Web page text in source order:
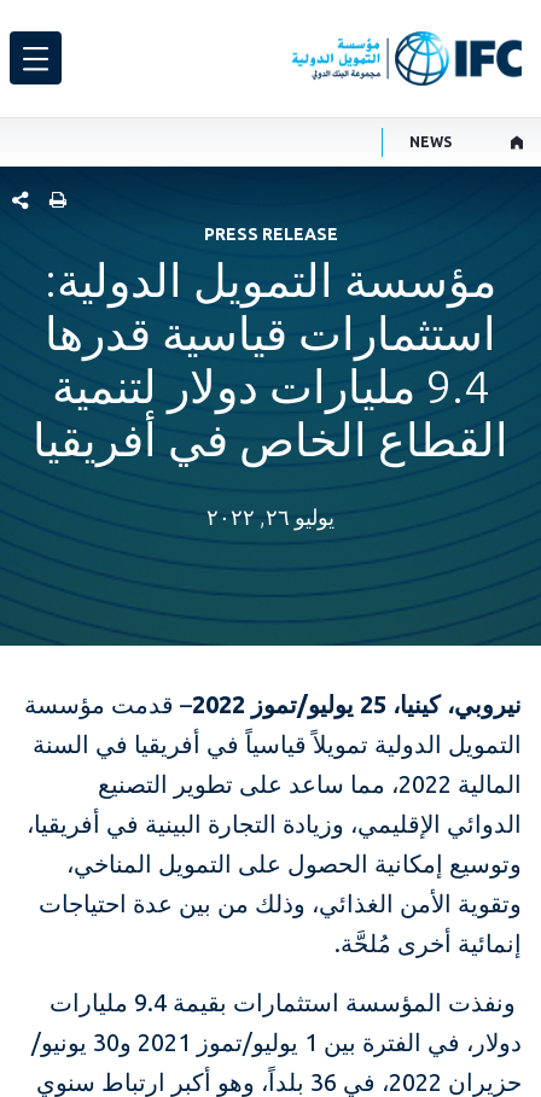
NEWS
شارك
PRESS RELEASE
مؤسسة التمويل الدولية:
استثمارات قياسية قدرها
9.4 مليارات دولار لتنمية
القطاع الخاص في أفريقيا
يوليو ٢٦, ٢٠٢٢
نيروبي، كينيا، 25 يوليو/تموز 2022
– قدمت مؤسسة
التمويل الدولية تمويلاً قياسياً في أفريقيا في السنة
المالية 2022، مما ساعد على تطوير التصنيع
الدوائي الإقليمي، وزيادة التجارة البينية في أفريقيا،
وتوسيع إمكانية الحصول على التمويل المناخي،
وتقوية الأمن الغذائي، وذلك من بين عدة احتياجات
إنمائية أخرى مُلحَّة.
ونفذت المؤسسة استثمارات بقيمة 9.4 مليارات
دولار، في الفترة بين 1 يوليو/تموز 2021 و30 يونيو/
حزيران 2022، في 36 بلداً، وهو أكبر ارتباط سنوي